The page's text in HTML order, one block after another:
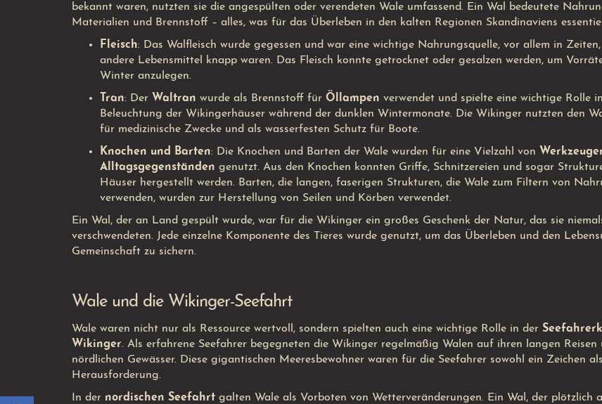
bekannt waren, nutzten sie die angespülten oder verendeten Wale umfassend. Ein Wal bedeutete
Materialien und Brennstoff – alles, was für das Überleben in den kalten Regionen Skandinaviens
Fleisch: Das Walfleisch wurde gegessen und war eine wichtige Nahrungsquelle, vor allem in
andere Lebensmittel knapp waren. Das Fleisch konnte getrocknet oder gesalzen werden, um
Winter anzulegen.
Tran: Der Waltran wurde als Brennstoff für Öllampen verwendet und spielte eine wichtige Rolle
Beleuchtung der Wikingerhäuser während der dunklen Wintermonate. Die Wikinger nutzten den
für medizinische Zwecke und als wasserfesten Schutz für Boote.
Knochen und Barten: Die Knochen und Barten der Wale wurden für eine Vielzahl von
Alltagsgegenständen genutzt. Aus den Knochen konnten Griffe, Schnitzereien und sogar
Häuser hergestellt werden. Barten, die langen, faserigen Strukturen, die Wale zum Filtern von
verwenden, wurden zur Herstellung von Seilen und Körben verwendet.
Ein Wal, der an Land gespült wurde, war für die Wikinger ein großes Geschenk der Natur, das sie
verschwendeten. Jede einzelne Komponente des Tieres wurde genutzt, um das Überleben und den
Gemeinschaft zu sichern.
Wale und die Wikinger-Seefahrt
Wale waren nicht nur als Ressource wertvoll, sondern spielten auch eine wichtige Rolle in der
Wikinger. Als erfahrene Seefahrer begegneten die Wikinger regelmäßig Walen auf ihren langen Reisen
nördlichen Gewässer. Diese gigantischen Meeresbewohner waren für die Seefahrer sowohl ein Zeichen
Herausforderung.
In der nordischen Seefahrt galten Wale als Vorboten von Wetterveränderungen. Ein Wal, der plötzlich